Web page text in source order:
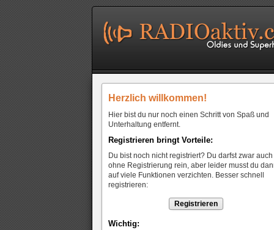
Herzlich willkommen!
Hier bist du nur noch einen Schritt von Spaß und
Unterhaltung entfernt.
Registrieren bringt Vorteile:
Du bist noch nicht registriert? Du darfst zwar auch
ohne Registrierung rein, aber leider musst du
auf viele Funktionen verzichten. Besser schnell
registrieren:
Registrieren
Wichtig: